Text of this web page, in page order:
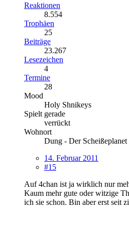
Reaktionen
8.554
Trophäen
25
Beiträge
23.267
Lesezeichen
4
Termine
28
Mood
Holy Shnikeys
Spielt gerade
verrückt
Wohnort
Dung - Der Scheißeplanet
14. Februar 2011
#15
Auf 4chan ist ja wirklich nur
Kaum mehr gute oder witzige
ich sie schon. Bin aber erst seit